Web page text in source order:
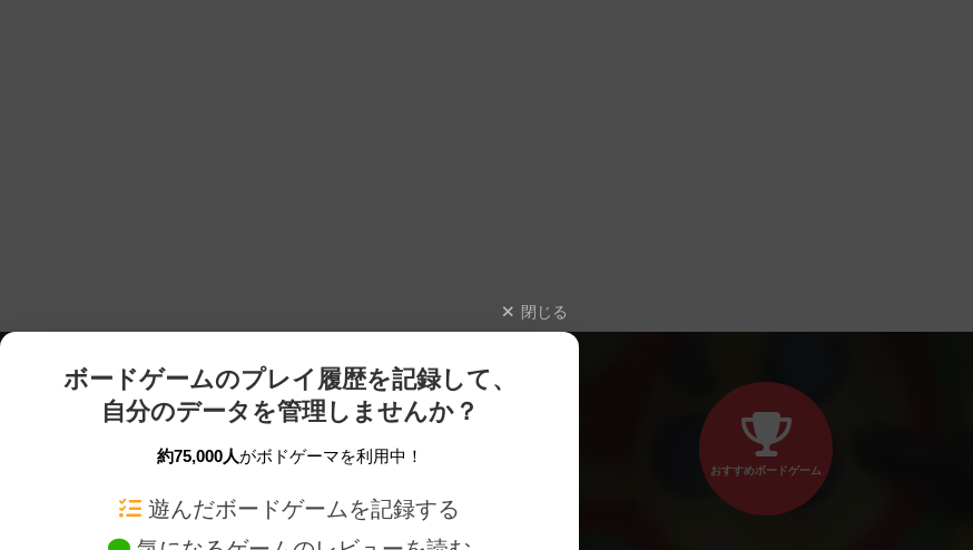
閉じる
ボードゲームのプレイ履歴を記録して、
自分のデータを管理しませんか？
約75,000人がボドゲーマを利用中！
遊んだボードゲームを記録する
おすすめボードゲーム